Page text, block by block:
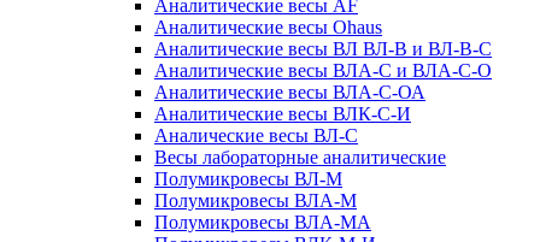
Аналитические весы AF
Аналитические весы Ohaus
Аналитические весы ВЛ ВЛ-В и ВЛ-В-С
Аналитические весы ВЛА-С и ВЛА-С-О
Аналитические весы ВЛА-С-ОА
Аналитические весы ВЛК-С-И
Аналические весы ВЛ-С
Весы лабораторные аналитические
Полумикровесы ВЛ-М
Полумикровесы ВЛА-М
Полумикровесы ВЛА-МА